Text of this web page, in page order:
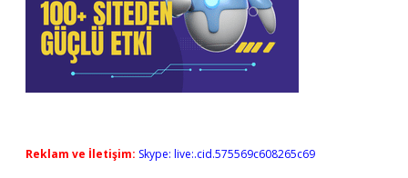
Reklam ve İletişim: Skype: live:.cid.575569c608265c69